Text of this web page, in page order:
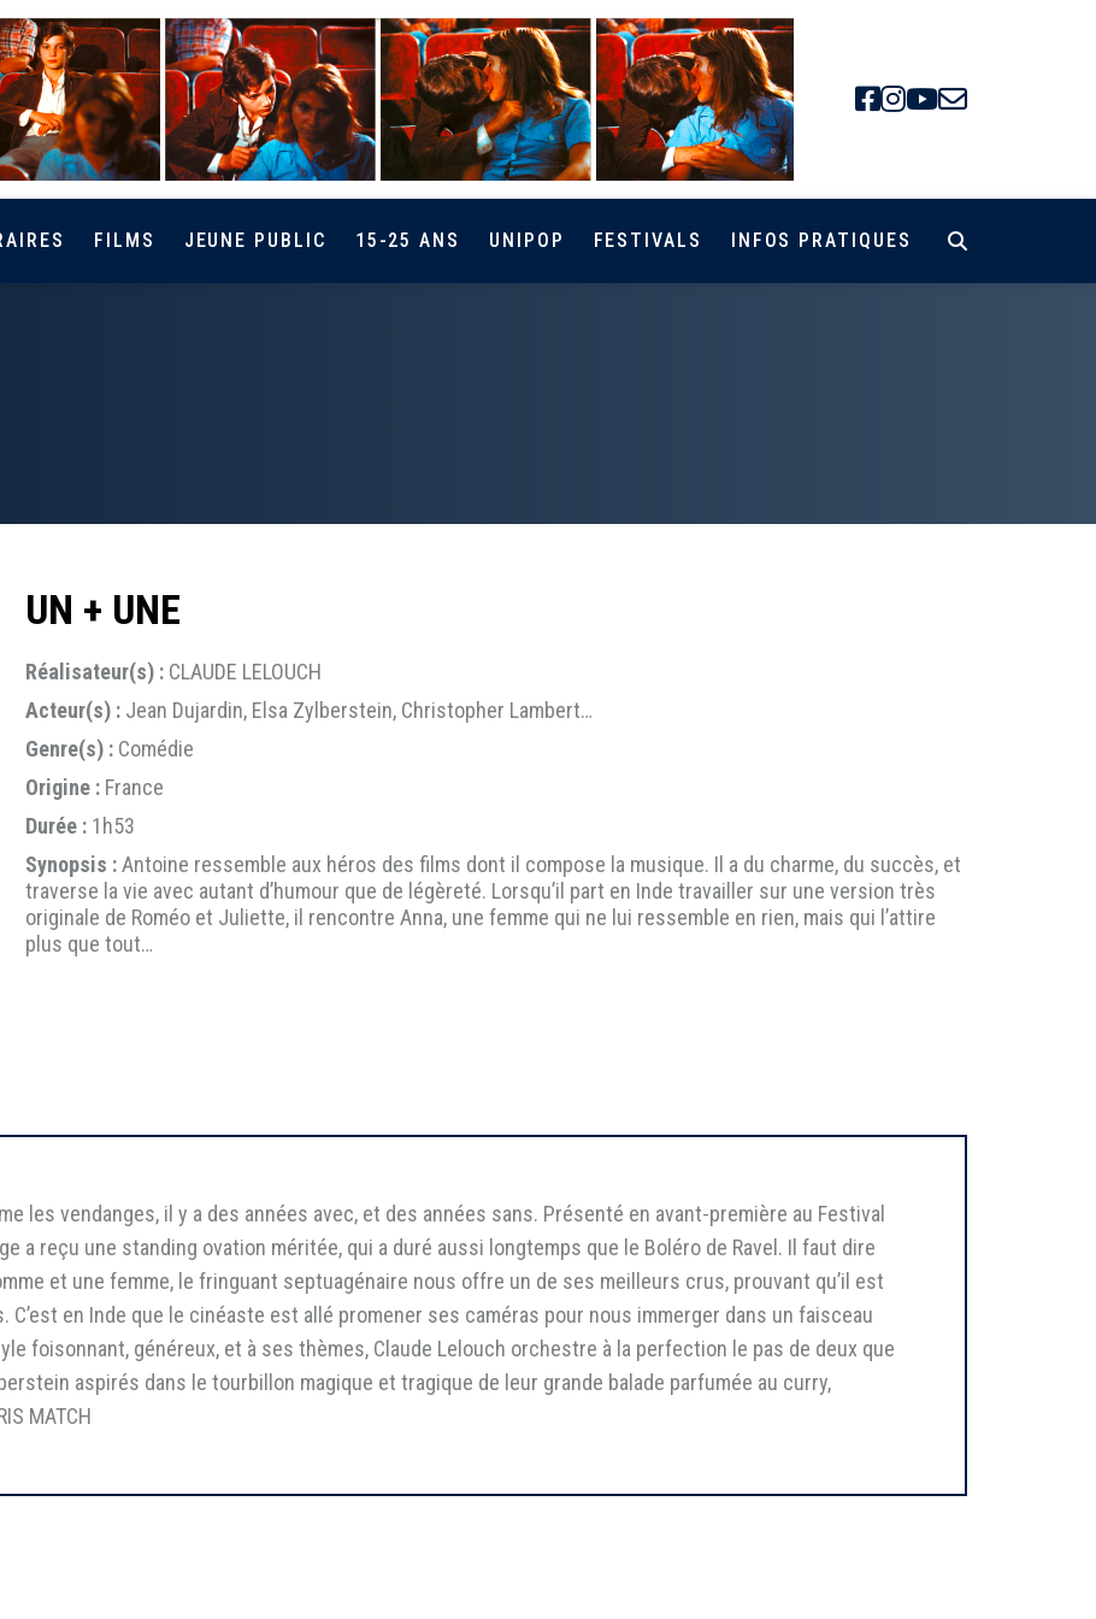
Facebook
Instagram
Youtube
FILMS JEUNE PUBLIC 15-25 ANS UNIPOP FESTIVALS INFOS PRATIQUES
UN + UNE
Réalisateur(s) : CLAUDE LELOUCH
Acteur(s) : Jean Dujardin, Elsa Zylberstein, Christopher Lambert…
Genre(s) : Comédie
Origine : France
Durée : 1h53
Synopsis :Antoine ressemble aux héros des films dont il compose la musique. Il a du charme, du succès, et
traverse la vie avec autant d’humour que de légèreté. Lorsqu’il part en Inde travailler sur une version très
originale de Roméo et Juliette, il rencontre Anna, une femme qui ne lui ressemble en rien, mais qui l’attire
plus que tout…
les vendanges, il y a des années avec, et des années sans. Présenté en avant-première au Festival
a reçu une standing ovation méritée, qui a duré aussi longtemps que le Boléro de Ravel. Il faut dire
et une femme, le fringuant septuagénaire nous offre un de ses meilleurs crus, prouvant qu’il est
C’est en Inde que le cinéaste est allé promener ses caméras pour nous immerger dans un faisceau
foisonnant, généreux, et à ses thèmes, Claude Lelouch orchestre à la perfection le pas de deux que
aspirés dans le tourbillon magique et tragique de leur grande balade parfumée au curry,
MATCH